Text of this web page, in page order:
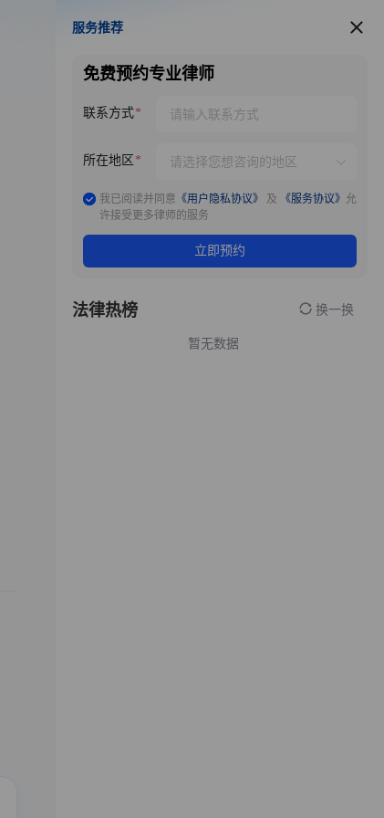
服务推荐
服务推荐
免费预约专业律师
联系方式
所在地区
我已阅读并同意 《用户隐私协议》 及 《服务协议》 允
许接受更多律师的服务
立即预约
法律热榜 换一换
暂无数据